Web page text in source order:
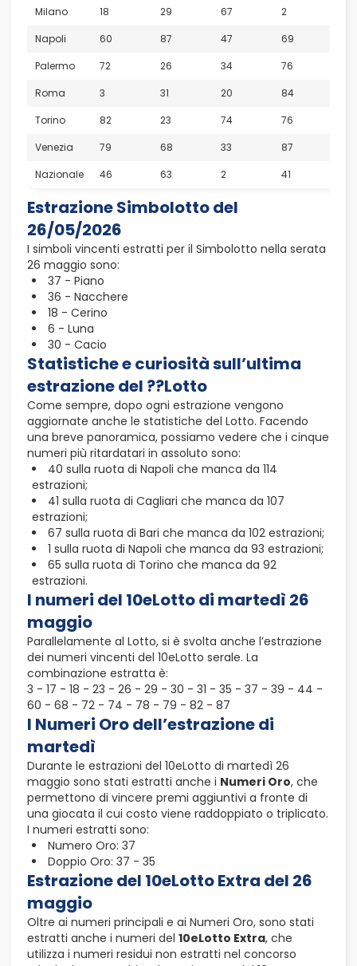
Milano
18 29 67 2
Napoli
60 87 47 69
Palermo
72 26 34 76
Roma
3 31 20 84
Torino
82 23 74 76
Venezia
79 68 33 87
Nazionale
46 63 2 41
Estrazione Simbolotto del
26/05/2026
I simboli vincenti estratti per il Simbolotto nella serata
26 maggio sono:
37 - Piano
36 - Nacchere
18 - Cerino
6 - Luna
30 - Cacio
Statistiche e curiosità sull’ultima
estrazione del ??Lotto
Come sempre, dopo ogni estrazione vengono
aggiornate anche le statistiche del Lotto. Facendo
una breve panoramica, possiamo vedere che i cinque
numeri più ritardatari in assoluto sono:
40 sulla ruota di Napoli che manca da 114
estrazioni;
41 sulla ruota di Cagliari che manca da 107
estrazioni;
67 sulla ruota di Bari che manca da 102 estrazioni;
1 sulla ruota di Napoli che manca da 93 estrazioni;
65 sulla ruota di Torino che manca da 92
estrazioni.
I numeri del 10eLotto di martedì 26
maggio
Parallelamente al Lotto, si è svolta anche l’estrazione
dei numeri vincenti del 10eLotto serale. La
combinazione estratta è:
3 - 17 - 18 - 23 - 26 - 29 - 30 - 31 - 35 - 37 - 39 - 44 -
60 - 68 - 72 - 74 - 78 - 79 - 82 - 87
I Numeri Oro dell’estrazione di
martedì
Durante le estrazioni del 10eLotto di martedì 26
maggio sono stati estratti anche i Numeri Oro, che
permettono di vincere premi aggiuntivi a fronte di
una giocata il cui costo viene raddoppiato o triplicato.
I numeri estratti sono:
Numero Oro: 37
Doppio Oro: 37 - 35
Estrazione del 10eLotto Extra del 26
maggio
Oltre ai numeri principali e ai Numeri Oro, sono stati
estratti anche i numeri del 10eLotto Extra, che
utilizza i numeri residui non estratti nel concorso